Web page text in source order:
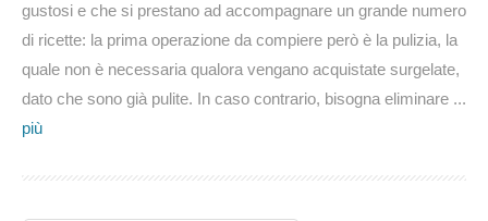
gustosi e che si prestano ad accompagnare un grande numero
di ricette: la prima operazione da compiere però è la pulizia, la
quale non è necessaria qualora vengano acquistate surgelate,
dato che sono già pulite. In caso contrario, bisogna eliminare ...
più